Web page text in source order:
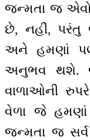
જન્મતા જ
છે, નહીં, પરંતુ
અને હમણાં
અનુભવ થશે.
વાળાઓની
વેળા જે
જન્મતા જ સર્વ